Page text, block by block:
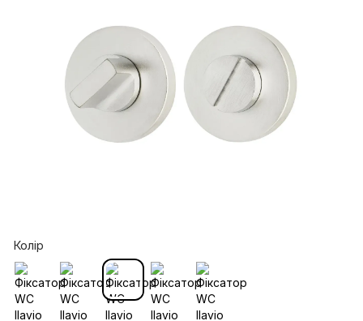
Колір